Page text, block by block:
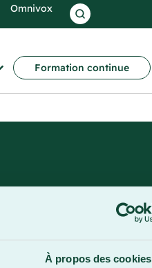
À propos des cookies
Omnivox
Formation continue